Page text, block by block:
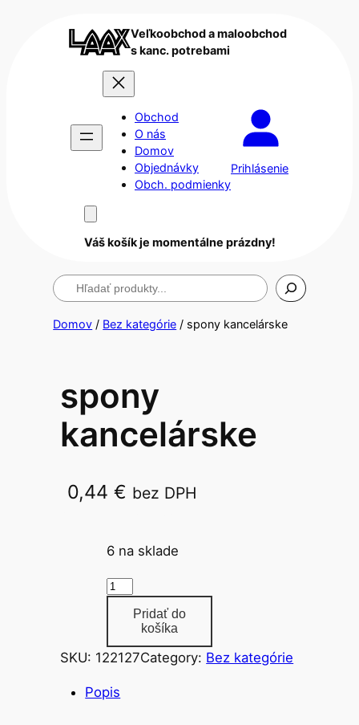
Veľkoobchod a maloobchod
s kanc. potrebami
Obchod
O nás
Domov
Objednávky
Obch. podmienky
Prihlásenie
Váš košík je momentálne prázdny!
Hľadanie
Domov / Bez kategórie / spony kancelárske
spony
kancelárske
0,44€ bez DPH
6 na sklade
m
ž
t
Pridať do
košíka
SKU: 122127Category: Bez kategórie
Popis